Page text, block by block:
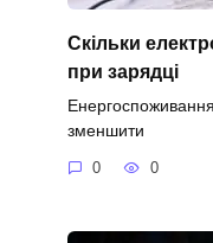
Скільки
при зарядці
зменшити
0 0